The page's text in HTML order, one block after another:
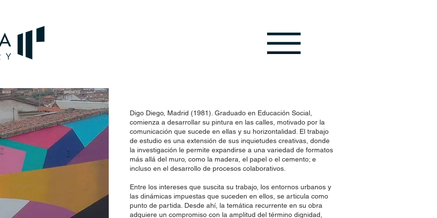
Digo Diego, Madrid (1981). Graduado en Educación Social,
comienza a desarrollar su pintura en las calles, motivado por la
comunicación que sucede en ellas y su horizontalidad. El trabajo
de estudio es una extensión de sus inquietudes creativas, donde
la investigación le permite expandirse a una variedad de formatos
más allá del muro, como la madera, el papel o el cemento; e
incluso en el desarrollo de procesos colaborativos.
Entre los intereses que suscita su trabajo, los entornos urbanos y
las dinámicas impuestas que suceden en ellos, se articula como
punto de partida. Desde ahí, la temática recurrente en su obra
adquiere un compromiso con la amplitud del término dignidad,